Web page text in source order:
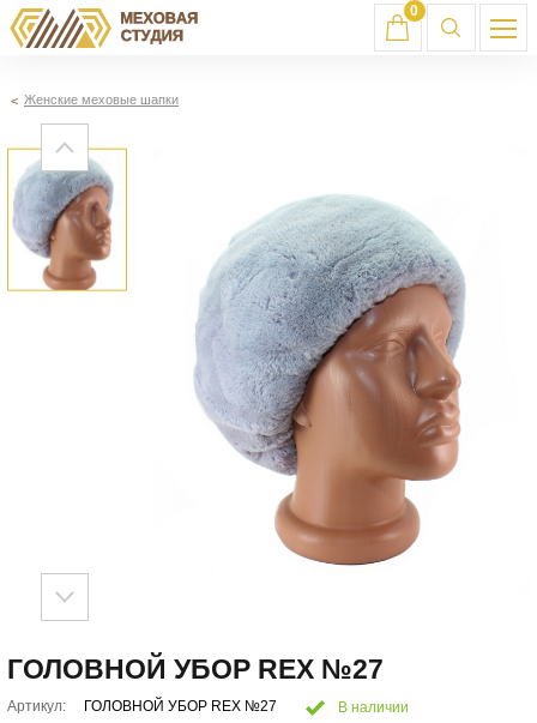
0
Женские меховые шапки
ГОЛОВНОЙ УБОР REX №27
Артикул: ГОЛОВНОЙ УБОР REX №27 В наличии